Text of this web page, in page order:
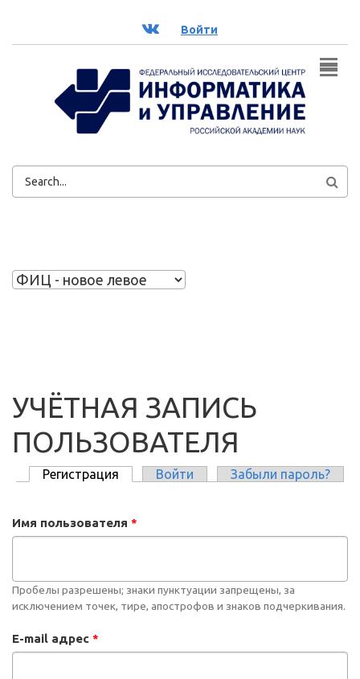
ВК Войти
ФОРМА
УЧЁТНАЯ ЗАПИСЬ
ПОЛЬЗОВАТЕЛЯ
Регистрация (активная вкладка)
Войти Забыли пароль?
Имя пользователя *
Пробелы разрешены; знаки пунктуации запрещены, за
исключением точек, тире, апострофов и знаков подчеркивания.
E-mail адрес *